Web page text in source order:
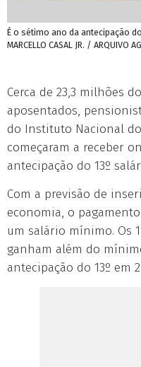
É o sétimo ano da antecipação
MARCELLO CASAL JR. / ARQUIVO
Cerca de 23,3 milhões
aposentados,
do Instituto Nacional do
começaram a receber
antecipação do 13º
Com a previsão de
economia, o
um salário mínimo. Os
ganham além do
antecipação do 13º em